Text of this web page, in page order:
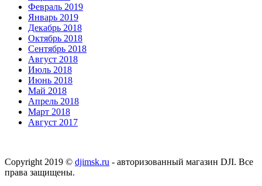
Февраль 2019
Январь 2019
Декабрь 2018
Октябрь 2018
Сентябрь 2018
Август 2018
Июль 2018
Июнь 2018
Май 2018
Апрель 2018
Март 2018
Август 2017
Copyright 2019 © djimsk.ru - авторизованный магазин DJI. Все
права защищены.